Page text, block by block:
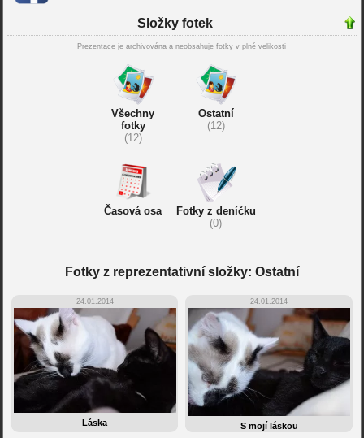
Složky fotek
Prezentace je archivována a neobsahuje fotky v plné velikosti
Všechny
fotky
(12)
Ostatní
(12)
Časová osa
Fotky z deníčku
(0)
Fotky z reprezentativní složky: Ostatní
24.01.2014
Láska
24.01.2014
S mojí láskou